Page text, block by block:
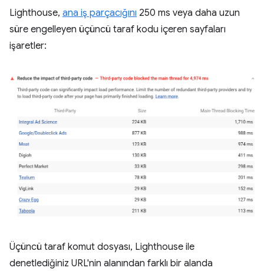
Lighthouse, ana iş parçacığını 250 ms veya daha uzun
süre engelleyen üçüncü taraf kodu içeren sayfaları
işaretler:
Üçüncü taraf komut dosyası, Lighthouse ile
denetlediğiniz URL'nin alanından farklı bir alanda